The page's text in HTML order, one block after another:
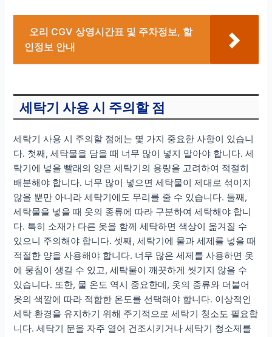
오리 CGV 상영시간표 및 주차정보, 할
인정보 안내
세탁기 사용 시 주의할 점
세탁기 사용 시 주의할 점에는 몇 가지 중요한 사항이 있습니
다. 첫째, 세탁물을 담을 때 너무 많이 넣지 말아야 합니다. 세
탁기에 넣을 빨래의 양은 세탁기의 용량을 고려하여 적절히
배분해야 합니다. 너무 많이 넣으면 세탁물이 제대로 섞이지
않을 뿐만 아니라 세탁기에도 무리를 줄 수 있습니다. 둘째,
세탁물을 넣을 때 옷의 종류에 따라 구분하여 세탁해야 합니
다. 특히 소재가 다른 옷을 함께 세탁하면 색상이 옮겨질 수
있으니 주의해야 합니다. 셋째, 세탁기에 물과 세제를 넣을 때
적절한 양을 사용해야 합니다. 너무 많은 세제를 사용하면 옷
에 뭉침이 생길 수 있고, 세탁물이 깨끗하게 씻기지 않을 수
있습니다. 또한, 물 온도 역시 중요한데, 옷의 종류와 더불어
옷의 색깔에 따라 적합한 온도를 선택해야 합니다. 이상적인
세탁 환경을 유지하기 위해 주기적으로 세탁기 청소도 필요합
니다. 세탁기 문을 자주 열어 건조시키거나 세탁기 청소제를